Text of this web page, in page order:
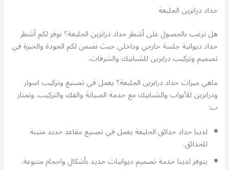
حداد درابزين الجليعة
هل ترغب بالحصول على أشطر حداد درابزين الجليعة؟ نوفر لكم أشطر
حداد ديوانية جلسة خارجي وداخلي حيث نضمن لكم الجودة والخبرة في
تصميم وتركيب درابزين للشبابيك والشرفات.
ماهي ميزات حداد درابزين الجليعة؟ يعمل في تصنيع وتركيب اسوار
ودرابزين للأبواب والشبابيك مع خدمة الصيانة والفك والتركيب. ونمتاز
ب:
لدينا حداد حدائق الجليعة يعمل في تصنيع مقاعد حديد متينة
للحدائق.
يتوفر لدينا خدمة تصميم ديوانيات حديد بأشكال واحجام متنوعة.